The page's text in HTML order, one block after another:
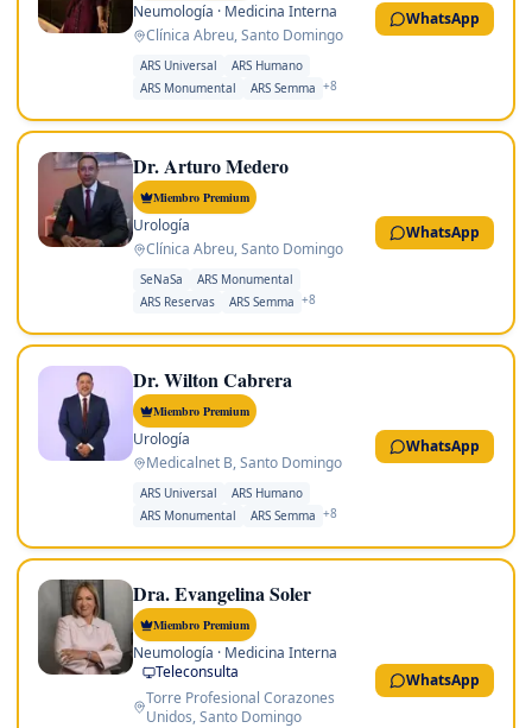
Neumología · Medicina Interna
Clínica Abreu,Santo Domingo
ARS Universal
ARS Humano
ARS Monumental
ARS Semma +8
WhatsApp
Dr. Arturo Medero
Miembro Premium
Urología
Clínica Abreu,Santo Domingo
SeNaSa
ARS Monumental
ARS Reservas
ARS Semma +8
WhatsApp
Dr. Wilton Cabrera
Miembro Premium
Urología
Medicalnet B,Santo Domingo
ARS Universal
ARS Humano
ARS Monumental
ARS Semma +8
WhatsApp
Dra. Evangelina Soler
Miembro Premium
Neumología · Medicina Interna
Teleconsulta
Torre Profesional Corazones
Unidos,Santo Domingo
WhatsApp